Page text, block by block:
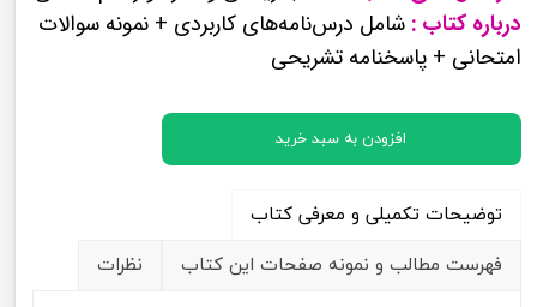
درباره کتاب : شامل درس‌نامه‌های کاربردی + نمونه سوالات
امتحانی + پاسخنامه تشریحی
افزودن به سبد خرید
توضیحات تکمیلی و معرفی کتاب
فهرست مطالب و نمونه صفحات این کتاب
نظرات